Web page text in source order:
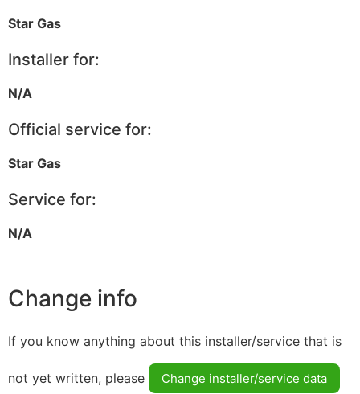
Star Gas
Installer for:
N/A
Official service for:
Star Gas
Service for:
N/A
Change info
If you know anything about this installer/service that is
not yet written, please Change installer/service data